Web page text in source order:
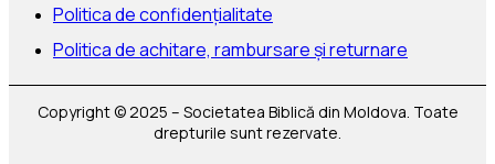
Politica de confidențialitate
Politica de achitare, rambursare și returnare
Copyright © 2025 – Societatea Biblică din Moldova. Toate
drepturile sunt rezervate.